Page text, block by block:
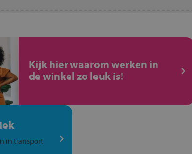
Kijk hier waarom werken in
de winkel zo leuk is!
in transport